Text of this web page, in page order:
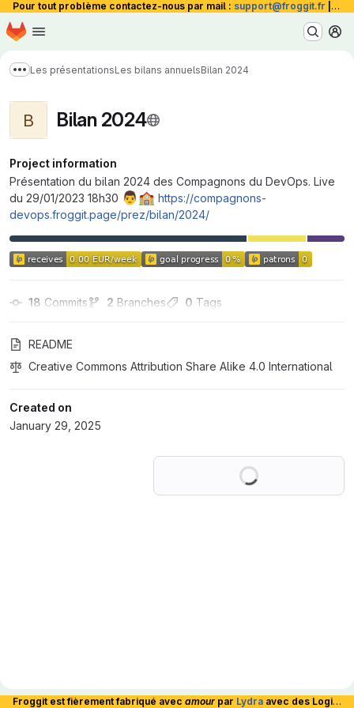
Pour tout problème contactez-nous par mail : support@froggit.fr La
Skip to main content
Homepage
Show more breadcrumbs
Les présentationsLes bilans annuelsBilan 2024
B Bilan 2024
Project information
Présentation du bilan 2024 des Compagnons du DevOps. Live
du 29/01/2023 18h30 👨🏫 https://compagnons-
devops.froggit.page/prez/bilan/2024/
18 Commits 2 Branches 0 Tags
README
Creative Commons Attribution Share Alike 4.0 International
Created on
January 29, 2025
Froggit est fièrement fabriqué avec amour par Lydra avec des Logiciels Libres et hébergé en